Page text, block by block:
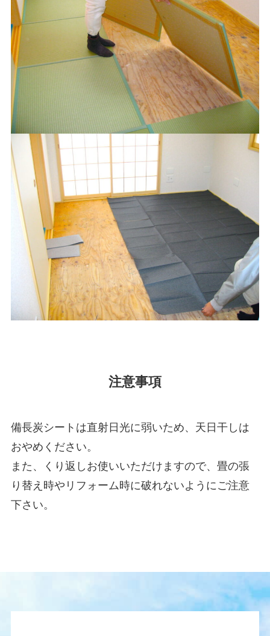
注意事項
備長炭シートは直射日光に弱いため、天日干しは
おやめください。
また、くり返しお使いいただけますので、畳の張
り替え時やリフォーム時に破れないようにご注意
下さい。